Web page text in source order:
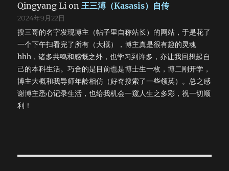
Qingyang Li on王三溥（Kasasis）自传
2024年9月22日
搜三哥的名字发现博主（帖子里自称站长）的网站，于是花了
一个下午扫看完了所有（大概），博主真是很有趣的灵魂
hhh，诸多共鸣和感慨之外，也学习到许多，亦让我回想起自
己的本科生活。巧合的是目前也是博士生一枚，博二刚开学，
博主大概和我导师年龄相仿（好奇搜索了一些领英）。总之感
谢博主悉心记录生活，也给我机会一窥人生之多彩，祝一切顺
利！